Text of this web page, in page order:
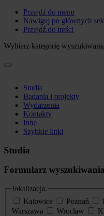
Przejdź do menu
Nawiguj po głównych
Przejdź do treści
Wybierz kategorię
Studia
Badania i projekty
Wydarzenia
Kontakty
Inne
Szybkie linki
Studia
Formularz
lokalizacja:
Katowice
Poznań
Warszawa
Wrocław